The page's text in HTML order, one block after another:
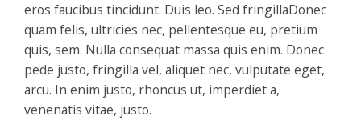
eros faucibus tincidunt. Duis leo. Sed fringillaDonec
quam felis, ultricies nec, pellentesque eu, pretium
quis, sem. Nulla consequat massa quis enim. Donec
pede justo, fringilla vel, aliquet nec, vulputate eget,
arcu. In enim justo, rhoncus ut, imperdiet a,
venenatis vitae, justo.